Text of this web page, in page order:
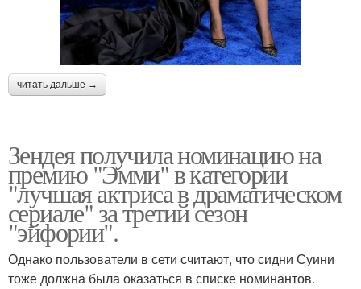
читать дальше →
Зендея получила номинацию на
премию "Эмми" в категории
"лучшая актриса в драматическом
сериале" за третий сезон
"эйфории".
Однако пользователи в сети считают, что сидни Суини
тоже должна была оказаться в списке номинантов.